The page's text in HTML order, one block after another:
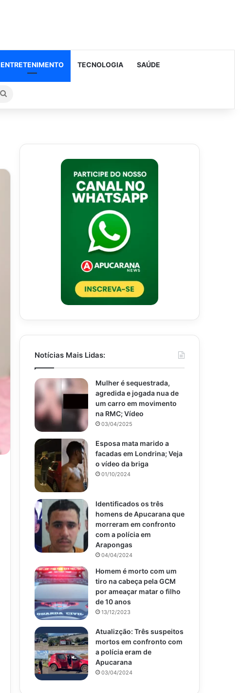
ENTRETENIMENTO TECNOLOGIA SAÚDE
Procurar
por
Notícias Mais Lidas:
Mulher é sequestrada,
agredida e jogada nua de
um carro em movimento
na RMC; Vídeo
03/04/2025
Esposa mata marido a
facadas em Londrina; Veja
o vídeo da briga
01/10/2024
Identificados os três
homens de Apucarana que
morreram em confronto
com a polícia em
Arapongas
04/04/2024
Homem é morto com um
tiro na cabeça pela GCM
por ameaçar matar o filho
de 10 anos
13/12/2023
Atualizção: Três suspeitos
mortos em confronto com
a polícia eram de
Apucarana
03/04/2024